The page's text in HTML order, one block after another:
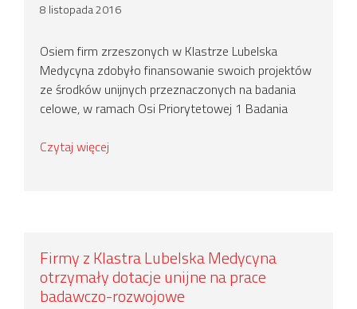
8 listopada 2016
Osiem firm zrzeszonych w Klastrze Lubelska
Medycyna zdobyło finansowanie swoich projektów
ze środków unijnych przeznaczonych na badania
celowe, w ramach Osi Priorytetowej 1 Badania
Czytaj więcej
Firmy z Klastra Lubelska Medycyna
otrzymały dotacje unijne na prace
badawczo-rozwojowe